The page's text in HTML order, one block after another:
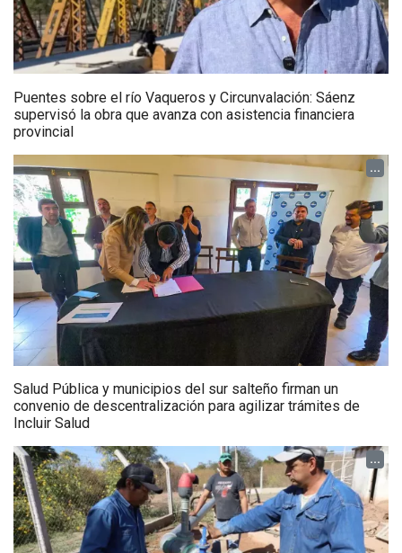
Puentes sobre el río Vaqueros y Circunvalación: Sáenz
supervisó la obra que avanza con asistencia financiera
provincial
...
Salud Pública y municipios del sur salteño firman un
convenio de descentralización para agilizar trámites de
Incluir Salud
...